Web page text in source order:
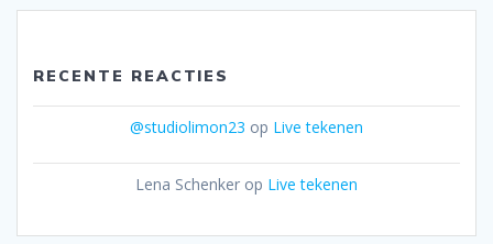
RECENTE REACTIES
@studiolimon23 op Live tekenen
Lena Schenker op Live tekenen